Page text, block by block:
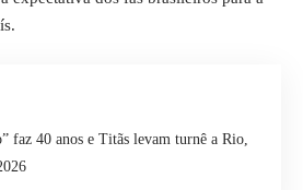
faz 40 anos e Titãs levam turnê a Rio,